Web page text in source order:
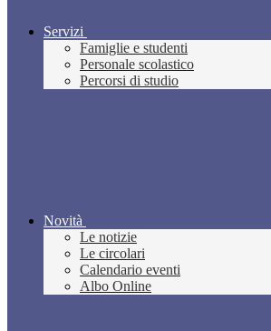
Servizi
Famiglie e studenti
Personale scolastico
Percorsi di studio
Novità
Le notizie
Le circolari
Calendario eventi
Albo Online